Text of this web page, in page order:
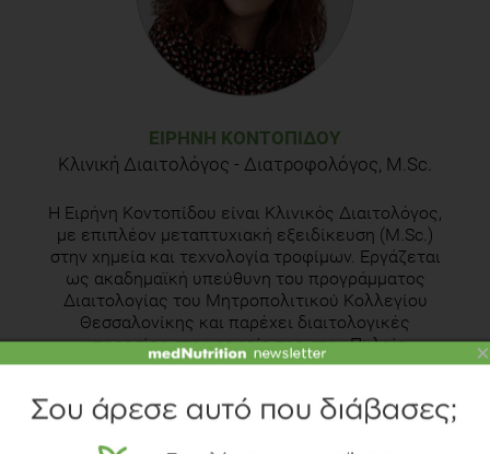
for dementia and cognitive decline: a systematic review of
prospective studies with meta-analysis. Am J Geriatr
Psychiatry. 2008 May;16(5):343-54.
ΕΙΡΉΝΗ ΚΟΝΤΟΠΊΔΟΥ
Κλινική Διαιτολόγος - Διατροφολόγος, M.Sc.
H Eιρήνη Κοντοπίδου είναι Κλινικός Διαιτολόγος,
με επιπλέον μεταπτυχιακή εξειδίκευση (M.Sc.)
στην χημεία και τεχνολογία τροφίμων. Εργάζεται
ως ακαδημαϊκή υπεύθυνη του προγράμματος
Διαιτολογίας του Μητροπολιτικού Κολλεγίου
Θεσσαλονίκης και παρέχει διαιτολογικές
υπηρεσίες στο γραφείο της στην Πυλαία
Θεσσαλονίκης.
Γνωρίστε την αρθογράφο
×